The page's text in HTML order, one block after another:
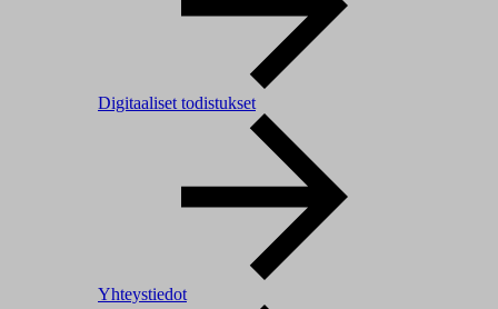
Digitaaliset todistukset
Yhteystiedot